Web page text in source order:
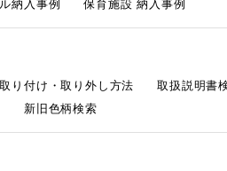
納入事例 保育施設 納入事例
取り付け・取り外し方法 取扱説明書
新旧色柄検索